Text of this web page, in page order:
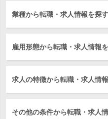
業種から転職・求人情報を探す
雇用形態から転職・求人情報
求人の特徴から転職・求人情
その他の条件から転職・求人